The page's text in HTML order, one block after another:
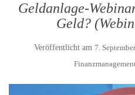
Geldanlage-
Geld?
Veröffentlicht am 7.